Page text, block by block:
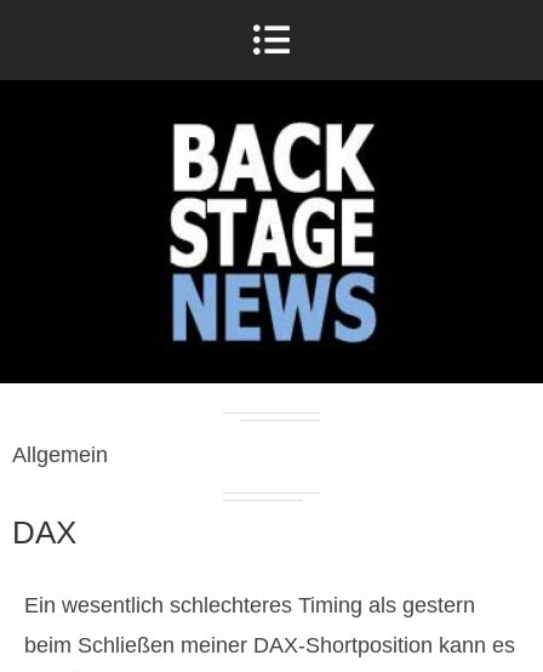
Allgemein
DAX
Ein wesentlich schlechteres Timing als gestern
beim Schließen meiner DAX-Shortposition kann es